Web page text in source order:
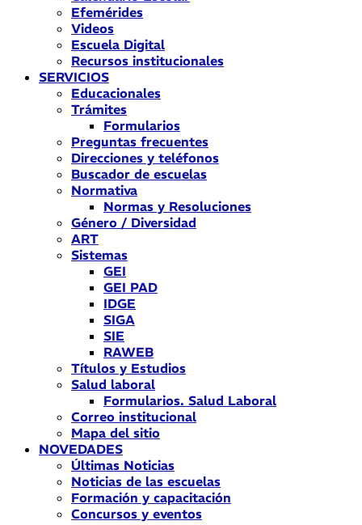
Efemérides
Videos
Escuela Digital
Recursos institucionales
SERVICIOS
Educacionales
Trámites
Formularios
Preguntas frecuentes
Direcciones y teléfonos
Buscador de escuelas
Normativa
Normas y Resoluciones
Género / Diversidad
ART
Sistemas
GEI
GEI PAD
IDGE
SIGA
SIE
RAWEB
Títulos y Estudios
Salud laboral
Formularios. Salud Laboral
Correo institucional
Mapa del sitio
NOVEDADES
Últimas Noticias
Noticias de las escuelas
Formación y capacitación
Concursos y eventos